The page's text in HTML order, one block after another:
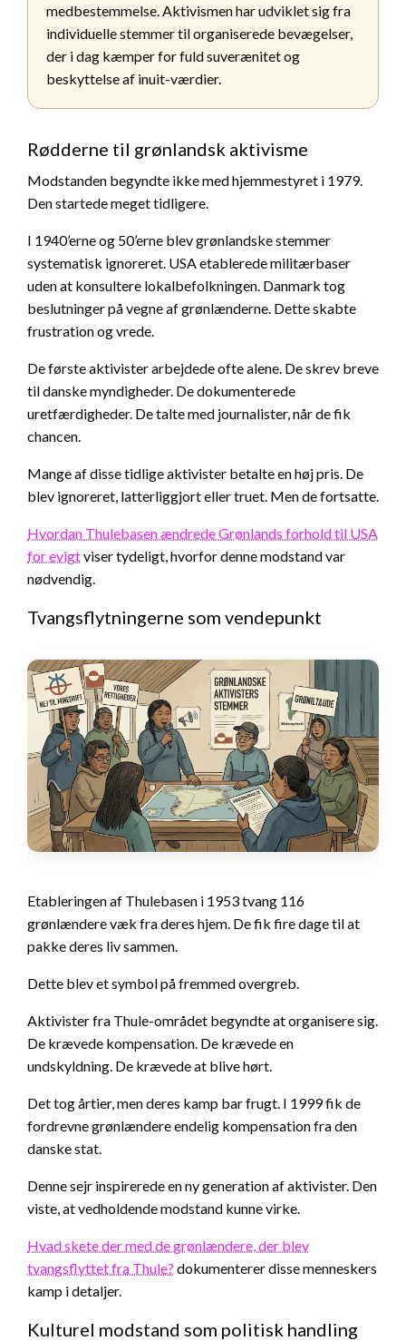
medbestemmelse. Aktivismen har udviklet sig fra
individuelle stemmer til organiserede bevægelser,
der i dag kæmper for fuld suverænitet og
beskyttelse af inuit-værdier.
Rødderne til grønlandsk aktivisme
Modstanden begyndte ikke med hjemmestyret i 1979.
Den startede meget tidligere.
I 1940’erne og 50’erne blev grønlandske stemmer
systematisk ignoreret. USA etablerede militærbaser
uden at konsultere lokalbefolkningen. Danmark tog
beslutninger på vegne af grønlænderne. Dette skabte
frustration og vrede.
De første aktivister arbejdede ofte alene. De skrev breve
til danske myndigheder. De dokumenterede
uretfærdigheder. De talte med journalister, når de fik
chancen.
Mange af disse tidlige aktivister betalte en høj pris. De
blev ignoreret, latterliggjort eller truet. Men de fortsatte.
Hvordan Thulebasen ændrede Grønlands forhold til USA
for evigtviser tydeligt, hvorfor denne modstand var
nødvendig.
Tvangsflytningerne som vendepunkt
Etableringen af Thulebasen i 1953 tvang 116
grønlændere væk fra deres hjem. De fik fire dage til at
pakke deres liv sammen.
Dette blev et symbol på fremmed overgreb.
Aktivister fra Thule-området begyndte at organisere sig.
De krævede kompensation. De krævede en
undskyldning. De krævede at blive hørt.
Det tog årtier, men deres kamp bar frugt. I 1999 fik de
fordrevne grønlændere endelig kompensation fra den
danske stat.
Denne sejr inspirerede en ny generation af aktivister. Den
viste, at vedholdende modstand kunne virke.
Hvad skete der med de grønlændere, der blev
tvangsflyttet fra Thule? dokumenterer disse menneskers
kamp i detaljer.
Kulturel modstand som politisk handling